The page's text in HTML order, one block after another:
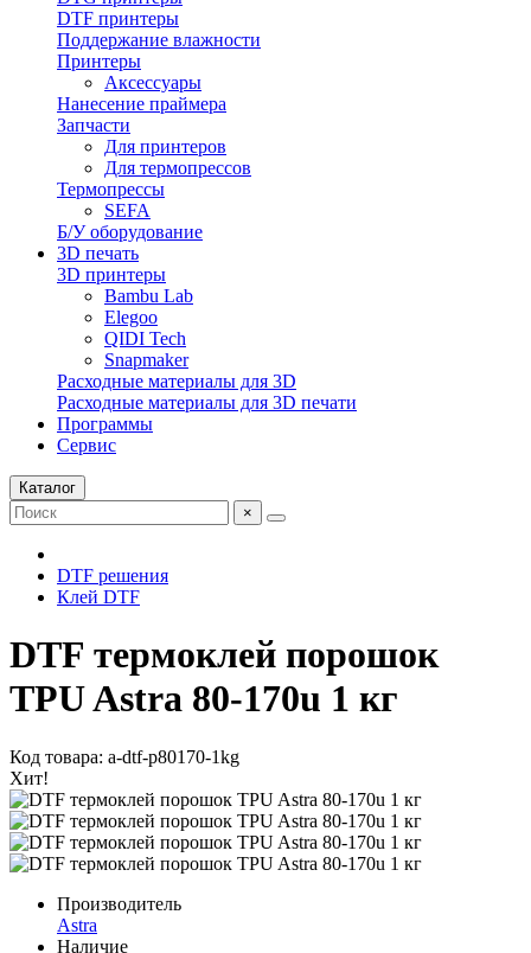
DTF принтеры
Поддержание влажности
Принтеры
Аксессуары
Нанесение праймера
Запчасти
Для принтеров
Для термопрессов
Термопрессы
SEFA
Б/У оборудование
3D печать
3D принтеры
Bambu Lab
Elegoo
QIDI Tech
Snapmaker
Расходные материалы для 3D
Расходные материалы для 3D печати
Программы
Сервис
Каталог
×
DTF решения
Клей DTF
DTF термоклей порошок
TPU Astra 80-170u 1 кг
Код товара: a-dtf-p80170-1kg
Хит!
Производитель
Astra
Наличие